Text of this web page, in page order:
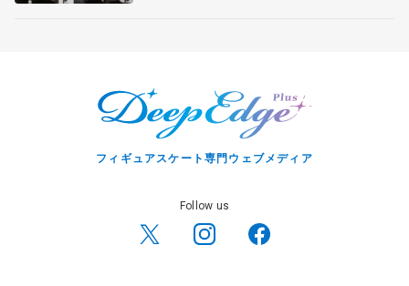
フィギュアスケート専門ウェブメディア
Follow us